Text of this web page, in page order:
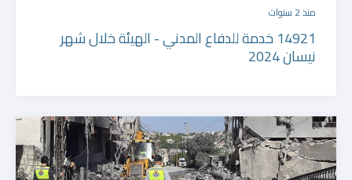
منذ 2 سنوات
14921 خدمة للدفاع المدني - الهيئة خلال شهر
نيسان 2024